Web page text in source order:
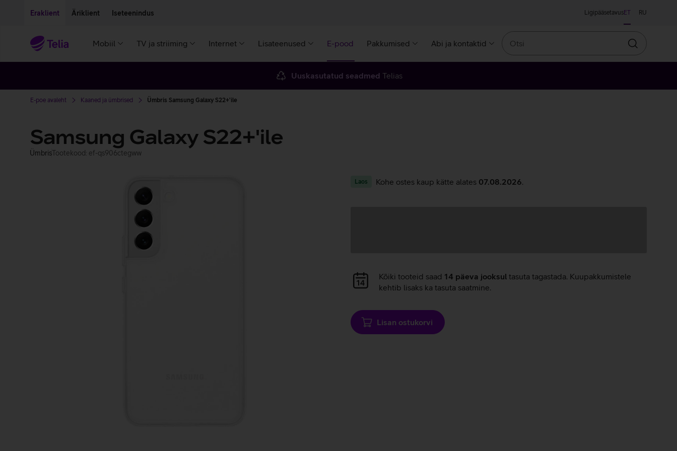
Eraklient Äriklient Iseteenindus LigipääsetavusET RU
Mobiil TV ja striiming Internet Lisateenused E-pood Pakkumised Abi ja kontaktid
Otsin
Uuskasutatud seadmed Telias
E-poe avaleht Kaaned ja ümbrised Ümbris Samsung Galaxy S22+'ile
Samsung Galaxy S22+'ile
ÜmbrisTootekood: ef-qs906ctegww
Laos Kohe ostes kaup kätte alates 07.08.2026
Andmete
laadimine
Kõiki tooteid saad 14 päeva jooksul tasuta tagastada. Kuupakkumistele
kehtib lisaks ka tasuta saatmine.
Lisan ostukorvi